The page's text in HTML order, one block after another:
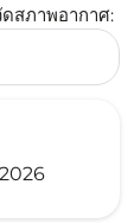
สภาพอากาศ: